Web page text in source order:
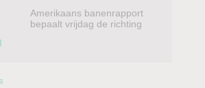
Amerikaans banenrapport
bepaalt vrijdag de richting